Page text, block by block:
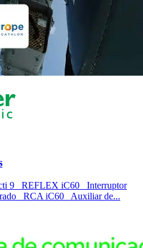
9 REFLEX iC60 Interruptor
RCA iC60 Auxiliar de...